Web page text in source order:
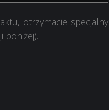
otrzymacie specjalny
poniżej).